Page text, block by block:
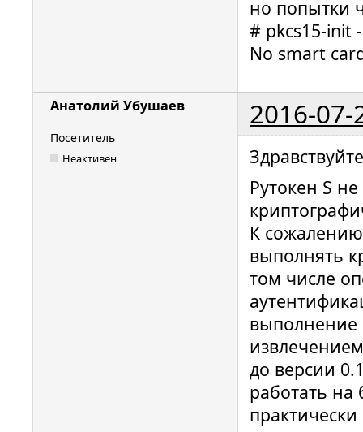
но попытки
# pkcs15-init
No smart
Анатолий Убушаев 2016-07-
Посетитель
Неактивен
Рутокен S
К
выполнять
том числе
выполнение
до версии
работать